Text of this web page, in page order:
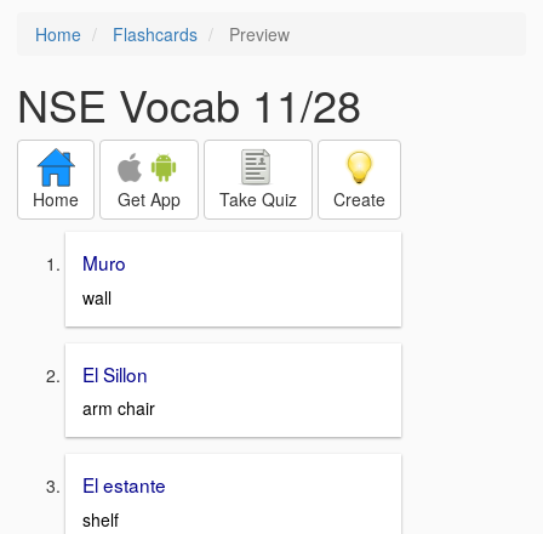
Home Flashcards Preview
NSE Vocab 11/28
Home Get App Take Quiz Create
Muro
wall
El Sillon
arm chair
El estante
shelf